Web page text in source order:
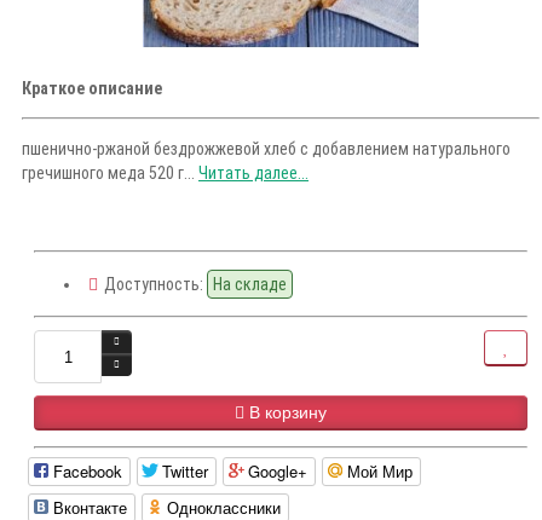
Краткое описание
пшенично-ржаной бездрожжевой хлеб с добавлением натурального
гречишного меда 520 г... Читать далее...
Доступность: На складе
В корзину
Facebook Twitter Google+
Мой Мир
Вконтакте
Одноклассники